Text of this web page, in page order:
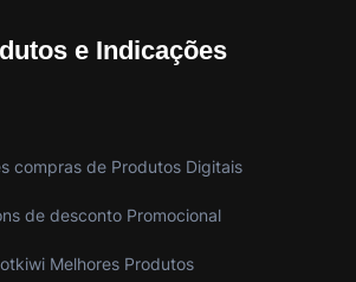
e Indicações
compras de Produtos Digitais
de desconto Promocional
Melhores Produtos